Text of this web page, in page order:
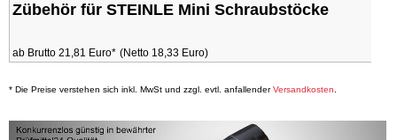
Zübehör für STEINLE Mini Schraubstöcke
ab Brutto 21,81 Euro* (Netto 18,33 Euro)
* Die Preise verstehen sich inkl. MwSt und zzgl. evtl. anfallenderVersandkosten